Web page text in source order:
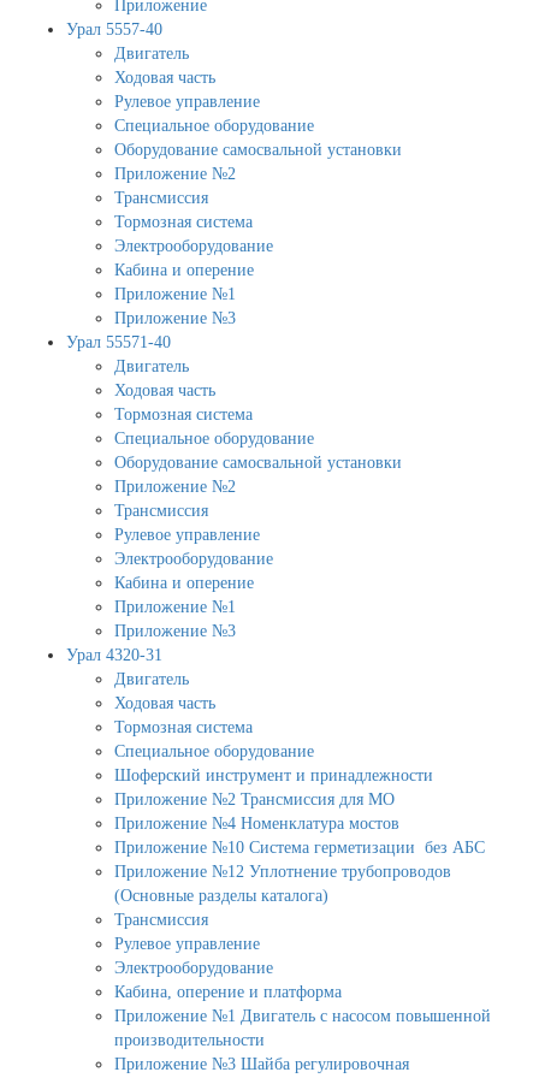
Приложение
Урал 5557-40
Двигатель
Ходовая часть
Рулевое управление
Специальное оборудование
Оборудование самосвальной установки
Приложение №2
Трансмиссия
Тормозная система
Электрооборудование
Кабина и оперение
Приложение №1
Приложение №3
Урал 55571-40
Двигатель
Ходовая часть
Тормозная система
Специальное оборудование
Оборудование самосвальной установки
Приложение №2
Трансмиссия
Рулевое управление
Электрооборудование
Кабина и оперение
Приложение №1
Приложение №3
Урал 4320-31
Двигатель
Ходовая часть
Тормозная система
Специальное оборудование
Шоферский инструмент и принадлежности
Приложение №2 Трансмиссия для МО
Приложение №4 Номенклатура мостов
Приложение №10 Система герметизации без АБС
Приложение №12 Уплотнение трубопроводов
(Основные разделы каталога)
Трансмиссия
Рулевое управление
Электрооборудование
Кабина, оперение и платформа
Приложение №1 Двигатель с насосом повышенной
производительности
Приложение №3 Шайба регулировочная